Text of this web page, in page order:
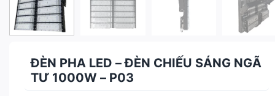
ĐÈN PHA LED – ĐÈN CHIẾU SÁNG NGÃ
TƯ 1000W – P03